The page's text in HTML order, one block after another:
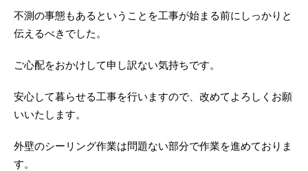
不測の事態もあるということを工事が始まる前にしっかりと
伝えるべきでした。
ご心配をおかけして申し訳ない気持ちです。
安心して暮らせる工事を行いますので、改めてよろしくお願
いいたします。
外壁のシーリング作業は問題ない部分で作業を進めておりま
す。